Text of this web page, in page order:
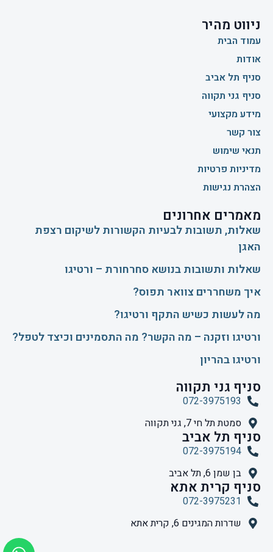
ניווט מהיר
עמוד הבית
אודות
סניף תל אביב
סניף גני תקווה
מידע מקצועי
צור קשר
תנאי שימוש
מדיניות פרטיות
הצהרת נגישות
מאמרים אחרונים
שאלות, תשובות לבעיות הקשורות לשיקום רצפת
האגן
שאלות ותשובות בנושא סחרחורת – ורטיגו
איך משחררים צוואר תפוס?
​מה לעשות כשיש התקף ורטיגו?
ורטיגו וזקנה – מה הקשר? מה התסמינים וכיצד לטפל?
ורטיגו בהריון
סניף גני תקווה
072-3975193
סמטת תל חי 7, גני תקווה
סניף תל אביב
072-3975194
בן שמן 6, תל אביב
סניף קרית אתא
072-3975231
שדרות המגינים 6, קרית אתא